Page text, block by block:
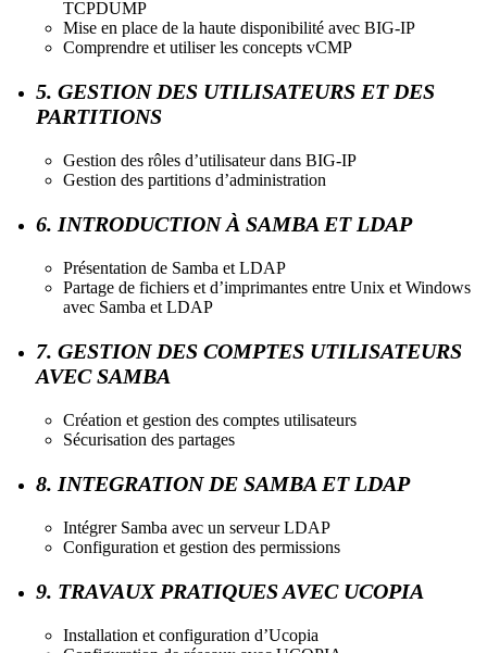
TCPDUMP
Mise en place de la haute disponibilité avec BIG-IP
Comprendre et utiliser les concepts vCMP
5. GESTION DES UTILISATEURS ET DES
PARTITIONS
Gestion des rôles d’utilisateur dans BIG-IP
Gestion des partitions d’administration
6. INTRODUCTION À SAMBA ET LDAP
Présentation de Samba et LDAP
Partage de fichiers et d’imprimantes entre Unix et Windows
avec Samba et LDAP
7. GESTION DES COMPTES UTILISATEURS
AVEC SAMBA
Création et gestion des comptes utilisateurs
Sécurisation des partages
8. INTEGRATION DE SAMBA ET LDAP
Intégrer Samba avec un serveur LDAP
Configuration et gestion des permissions
9. TRAVAUX PRATIQUES AVEC UCOPIA
Installation et configuration d’Ucopia